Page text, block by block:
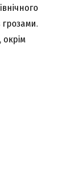
грозами.
окрім